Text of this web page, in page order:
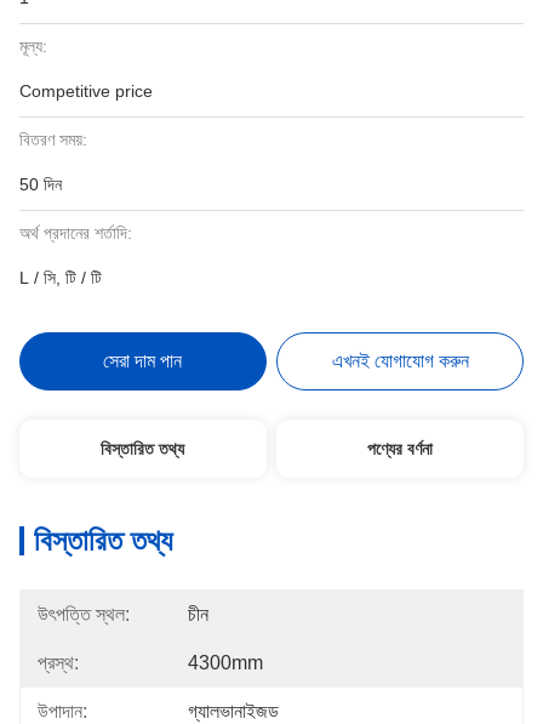
মূল্য:
Competitive price
বিতরণ সময়:
50 দিন
অর্থ প্রদানের শর্তাদি:
L / সি, টি / টি
সেরা দাম পান এখনই যোগাযোগ করুন
বিস্তারিত তথ্য পণ্যের বর্ণনা
বিস্তারিত তথ্য
উৎপত্তি স্থল: চীন
প্রস্থ: 4300mm
উপাদান: গ্যালভানাইজড